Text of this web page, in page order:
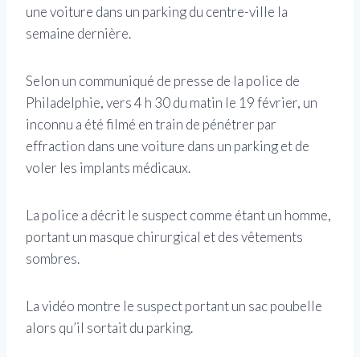
une voiture dans un parking du centre-ville la
semaine dernière.
Selon un communiqué de presse de la police de
Philadelphie, vers 4 h 30 du matin le 19 février, un
inconnu a été filmé en train de pénétrer par
effraction dans une voiture dans un parking et de
voler les implants médicaux.
La police a décrit le suspect comme étant un homme,
portant un masque chirurgical et des vêtements
sombres.
La vidéo montre le suspect portant un sac poubelle
alors qu’il sortait du parking.